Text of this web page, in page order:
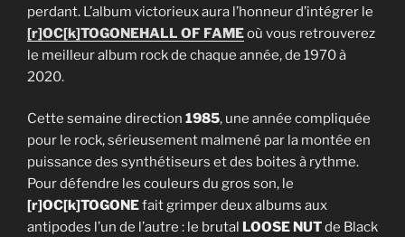
perdant. L’album victorieux aura l’honneur d’intégrer le
[r]OC[k]TOGONEHALL OF FAMEoù vous retrouverez
le meilleur album rock de chaque année, de 1970 à
2020.
Cette semaine direction 1985, une année compliquée
pour le rock, sérieusement malmené par la montée en
puissance des synthétiseurs et des boites à rythme.
Pour défendre les couleurs du gros son, le
[r]OC[k]TOGONEfait grimper deux albums aux
antipodes l’un de l’autre : le brutal LOOSE NUTde Black